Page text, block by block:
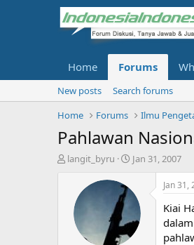
Home Forums
New posts
Search forums
Home
Forums Ilmu
Pahlawan
T
langit_byru
S
r
d
a
Jan 31, 2007
Jan 31,
Kiai